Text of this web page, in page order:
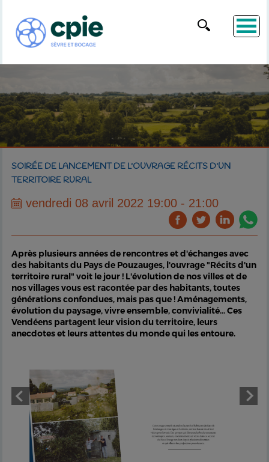
SOIRÉE DE LANCEMENT DE L'OUVRAGE RÉCITS D'UN
TERRITOIRE RURAL
vendredi 08 avril 2022 19:00 - 21:00
Après plusieurs années de rencontres et d'échanges avec
des habitants du Pays de Pouzauges, l'ouvrage "Récits d'un
territoire rural" voit le jour ! L'évolution de nos villes et de
nos villages vous est racontée par des habitants, toutes
générations confondues, mais pas que ! Aménagements,
évolution du paysage, vivre ensemble, convivialité… Ces
Vendéens partagent leur vision du territoire, leurs
anecdotes et leurs attentes du monde qui les entoure.